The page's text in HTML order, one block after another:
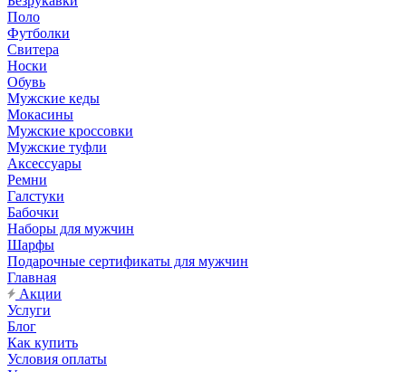
Поло
Футболки
Свитера
Носки
Обувь
Мужские кеды
Мокасины
Мужские кроссовки
Мужские туфли
Аксессуары
Ремни
Галстуки
Бабочки
Наборы для мужчин
Шарфы
Подарочные сертификаты для мужчин
Главная
Акции
Услуги
Блог
Как купить
Условия оплаты